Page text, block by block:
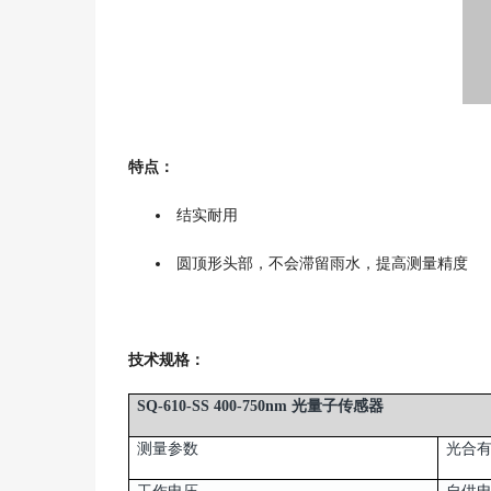
特点：
结实耐用
圆顶形头部，不会滞留雨水，提高测量精度
技术规格：
SQ-610-SS 400-750nm 光量子传感器
测量参数 光合